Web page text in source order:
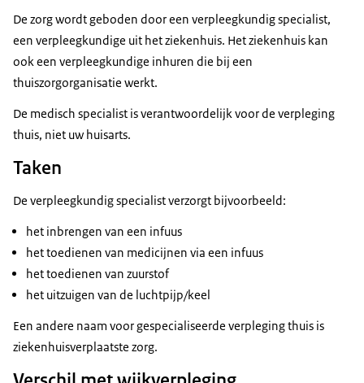
De zorg wordt geboden door een verpleegkundig specialist,
een verpleegkundige uit het ziekenhuis. Het ziekenhuis kan
ook een verpleegkundige inhuren die bij een
thuiszorgorganisatie werkt.
De medisch specialist is verantwoordelijk voor de verpleging
thuis, niet uw huisarts.
Taken
De verpleegkundig specialist verzorgt bijvoorbeeld:
het inbrengen van een infuus
het toedienen van medicijnen via een infuus
het toedienen van zuurstof
het uitzuigen van de luchtpijp/keel
Een andere naam voor gespecialiseerde verpleging thuis is
ziekenhuisverplaatste zorg.